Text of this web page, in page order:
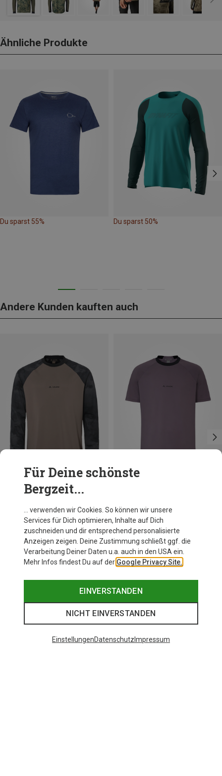
Ähnliche Produkte
Du sparst 55% Du sparst 50%
Andere Kunden kauften auch
Du sparst bis 30%
Für Deine schönste
Bergzeit...
… verwenden wir Cookies. So können wir unsere
Services für Dich optimieren, Inhalte auf Dich
zuschneiden und dir entsprechend personalisierte
Anzeigen zeigen. Deine Zustimmung schließt ggf. die
Verarbeitung Deiner Daten u.a. auch in den USA ein.
Mehr Infos findest Du auf der Google Privacy Site.
EINVERSTANDEN
NICHT EINVERSTANDEN
EinstellungenDatenschutz Impressum